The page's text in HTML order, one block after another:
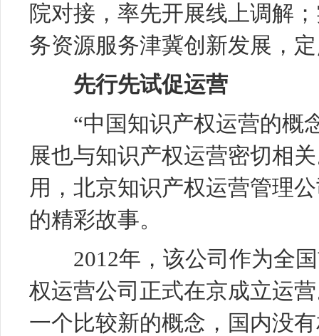
院对接，率先开展线上调解
务资源服务津冀创新发展，
先行先试促运营
“中国知识产权运营的概
展也与知识产权运营密切相
用，北京知识产权运营管理
的精彩故事。
2012年，该公司作为全国
权运营公司正式在京成立运
一个比较新的概念，国内没